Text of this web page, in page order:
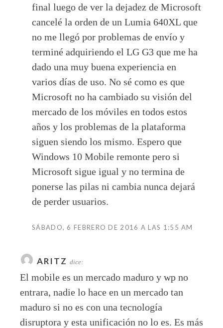
final luego de ver la dejadez de Microsoft
cancelé la orden de un Lumia 640XL que
no me llegó por problemas de envío y
terminé adquiriendo el LG G3 que me ha
dado una muy buena experiencia en
varios días de uso. No sé como es que
Microsoft no ha cambiado su visión del
mercado de los móviles en todos estos
años y los problemas de la plataforma
siguen siendo los mismo. Espero que
Windows 10 Mobile remonte pero si
Microsoft sigue igual y no termina de
ponerse las pilas ni cambia nunca dejará
de perder usuarios.
SÁBADO, 6 FEBRERO DE 2016 A LAS 1:55 AM
ARITZ dice:
El mobile es un mercado maduro y wp no
entrara, nadie lo hace en un mercado tan
maduro si no es con una tecnología
disruptora y esta unificación no lo es. Es más